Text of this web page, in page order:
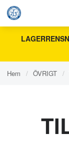
Hem / ÖVRIGT /